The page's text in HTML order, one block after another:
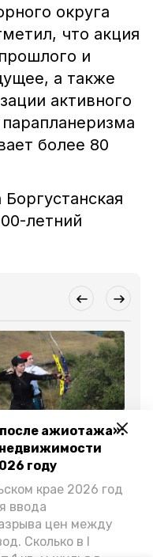
ажиотажа»:
году
крае 2026 год
ввода
цен между
Сколько в I
округа
что акция
и
а также
активного
более 80
летний
2025, 15:34
Кубка России по
из лука
в